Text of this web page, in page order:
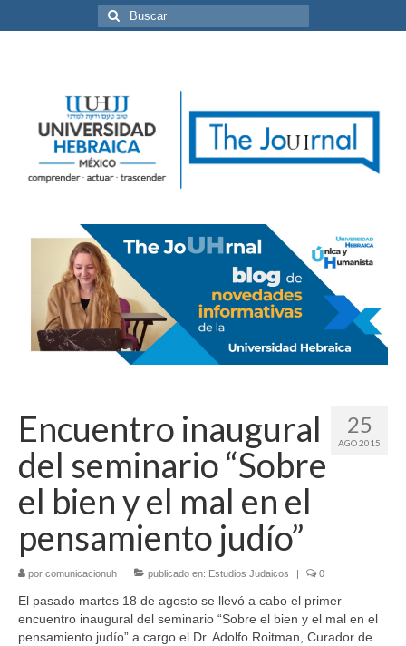
Buscar
por:
25
AGO 2015
Encuentro inaugural
del seminario “Sobre
el bien y el mal en el
pensamiento judío”
por comunicacionuh | publicado en: Estudios Judaicos | 0
El pasado martes 18 de agosto se llevó a cabo el primer
encuentro inaugural del seminario “Sobre el bien y el mal en el
pensamiento judío” a cargo el Dr. Adolfo Roitman, Curador de